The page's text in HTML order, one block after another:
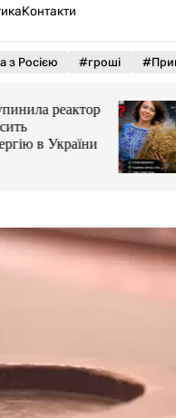
Контакти
з Росією #гроші
реактор
в України